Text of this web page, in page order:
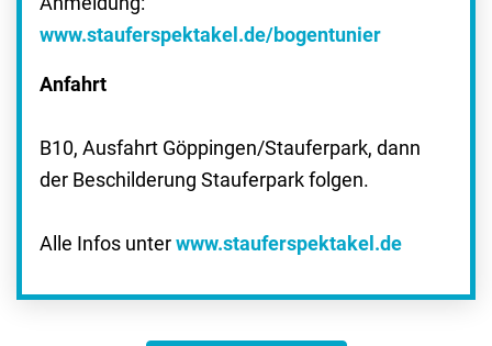
www.stauferspektakel.de/bogentunier
Anfahrt
B10, Ausfahrt Göppingen/Stauferpark, dann
der Beschilderung Stauferpark folgen.
Alle Infos unterwww.stauferspektakel.de